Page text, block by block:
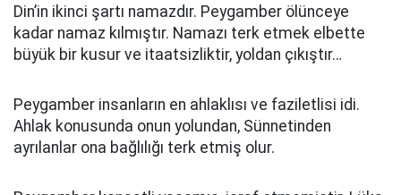
Din’in ikinci şartı namazdır. Peygamber ölünceye
kadar namaz kılmıştır. Namazı terk etmek elbette
büyük bir kusur ve itaatsizliktir, yoldan çıkıştır…
Peygamber insanların en ahlaklısı ve faziletlisi idi.
Ahlak konusunda onun yolundan, Sünnetinden
ayrılanlar ona bağlılığı terk etmiş olur.